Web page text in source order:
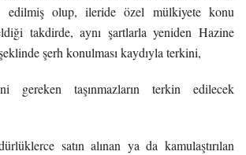
edilmiş olup, ileride özel mülkiyete konu
takdirde, aynı şartlarla yeniden Hazine
şerh konulması kaydıyla terkini,
gereken taşınmazların terkin edilecek
satın alınan ya da kamulaştırılan